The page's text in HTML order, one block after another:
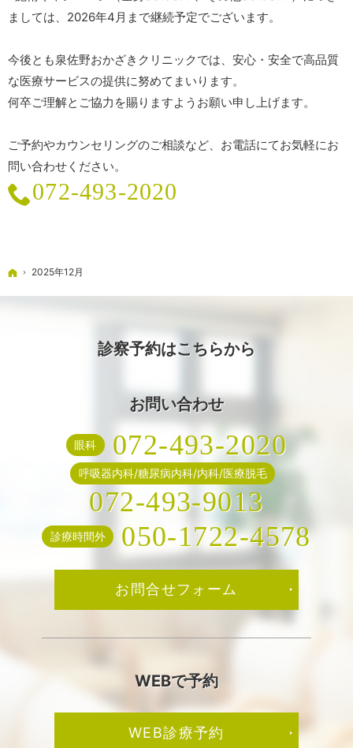
ましては、2026年4月まで継続予定でございます。
今後とも泉佐野おかざきクリニックでは、安心・安全で高品質
な医療サービスの提供に努めてまいります。
何卒ご理解とご協力を賜りますようお願い申し上げます。
ご予約やカウンセリングのご相談など、お電話にてお気軽にお
問い合わせください。
072-493-2020
ホーム
2025年12月
診察予約はこちらから
お問い合わせ
眼科 072-493-2020
呼吸器内科/糖尿病内科/内科/医療脱毛
072-493-9013
診療時間外 050-1722-4578
お問合せフォーム
WEBで予約
WEB診療予約